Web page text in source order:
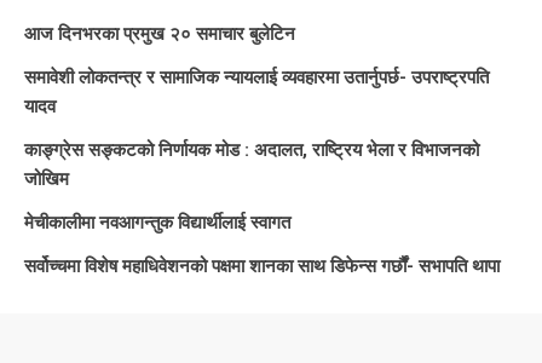
आज दिनभरका प्रमुख २० समाचार बुलेटिन
समावेशी लोकतन्त्र र सामाजिक न्यायलाई व्यवहारमा उतार्नुपर्छ- उपराष्ट्रपति
यादव
काङ्ग्रेस सङ्कटको निर्णायक मोड : अदालत, राष्ट्रिय भेला र विभाजनको
जोखिम
मेचीकालीमा नवआगन्तुक विद्यार्थीलाई स्वागत
सर्वोच्चमा विशेष महाधिवेशनको पक्षमा शानका साथ डिफेन्स गर्छौं- सभापति थापा